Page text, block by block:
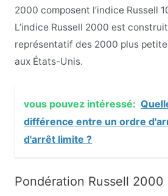
2000 composent l’indice Russell
L’indice Russell 2000 est
représentatif des 2000 plus
aux États-Unis.
vous pouvez intéressé:
différence entre un ordre
d'arrêt limite ?
Pondération Russell 2000